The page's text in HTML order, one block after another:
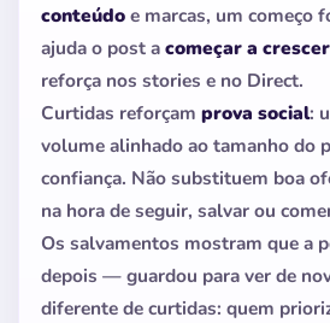
conteúdoe marcas, um começo
ajuda o post acomeçar a crescer
reforça nos stories e no Direct.
Curtidas reforçam prova social:
volume alinhado ao tamanho do
confiança. Não substituem boa
na hora de seguir, salvar ou
Os salvamentos mostram que a
depois — guardou para ver de
diferente de curtidas: quem